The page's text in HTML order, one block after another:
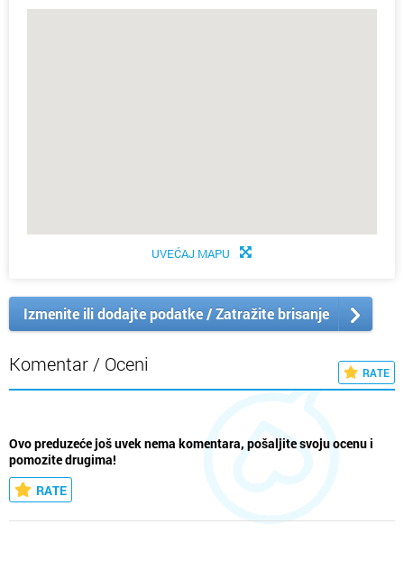
UVEĆAJ MAPU
Izmenite ili dodajte podatke / Zatražite brisanje
Komentar / Oceni RATE
Ovo preduzeće još uvek nema komentara, pošaljite svoju ocenu i
pomozite drugima!
RATE